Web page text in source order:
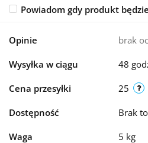
Powiadom gdy produkt
Opinie brak
Wysyłka w ciągu 48
Cena przesyłki 25
Dostępność Brak
Waga 5 kg